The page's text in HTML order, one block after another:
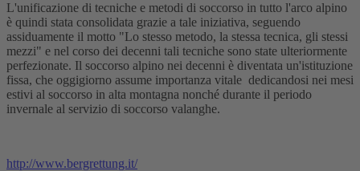
L'unificazione di tecniche e metodi di soccorso in tutto l'arco alpino
è quindi stata consolidata grazie a tale iniziativa, seguendo
assiduamente il motto "Lo stesso metodo, la stessa tecnica, gli stessi
mezzi" e nel corso dei decenni tali tecniche sono state ulteriormente
perfezionate. Il soccorso alpino nei decenni è diventata un'istituzione
fissa, che oggigiorno assume importanza vitale dedicandosi nei mesi
estivi al soccorso in alta montagna nonché durante il periodo
invernale al servizio di soccorso valanghe.
http://www.bergrettung.it/